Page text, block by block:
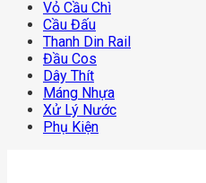
Vỏ Cầu Chì
Cầu Đấu
Thanh Din Rail
Đầu Cos
Dây Thít
Máng Nhựa
Xử Lý Nước
Phụ Kiện